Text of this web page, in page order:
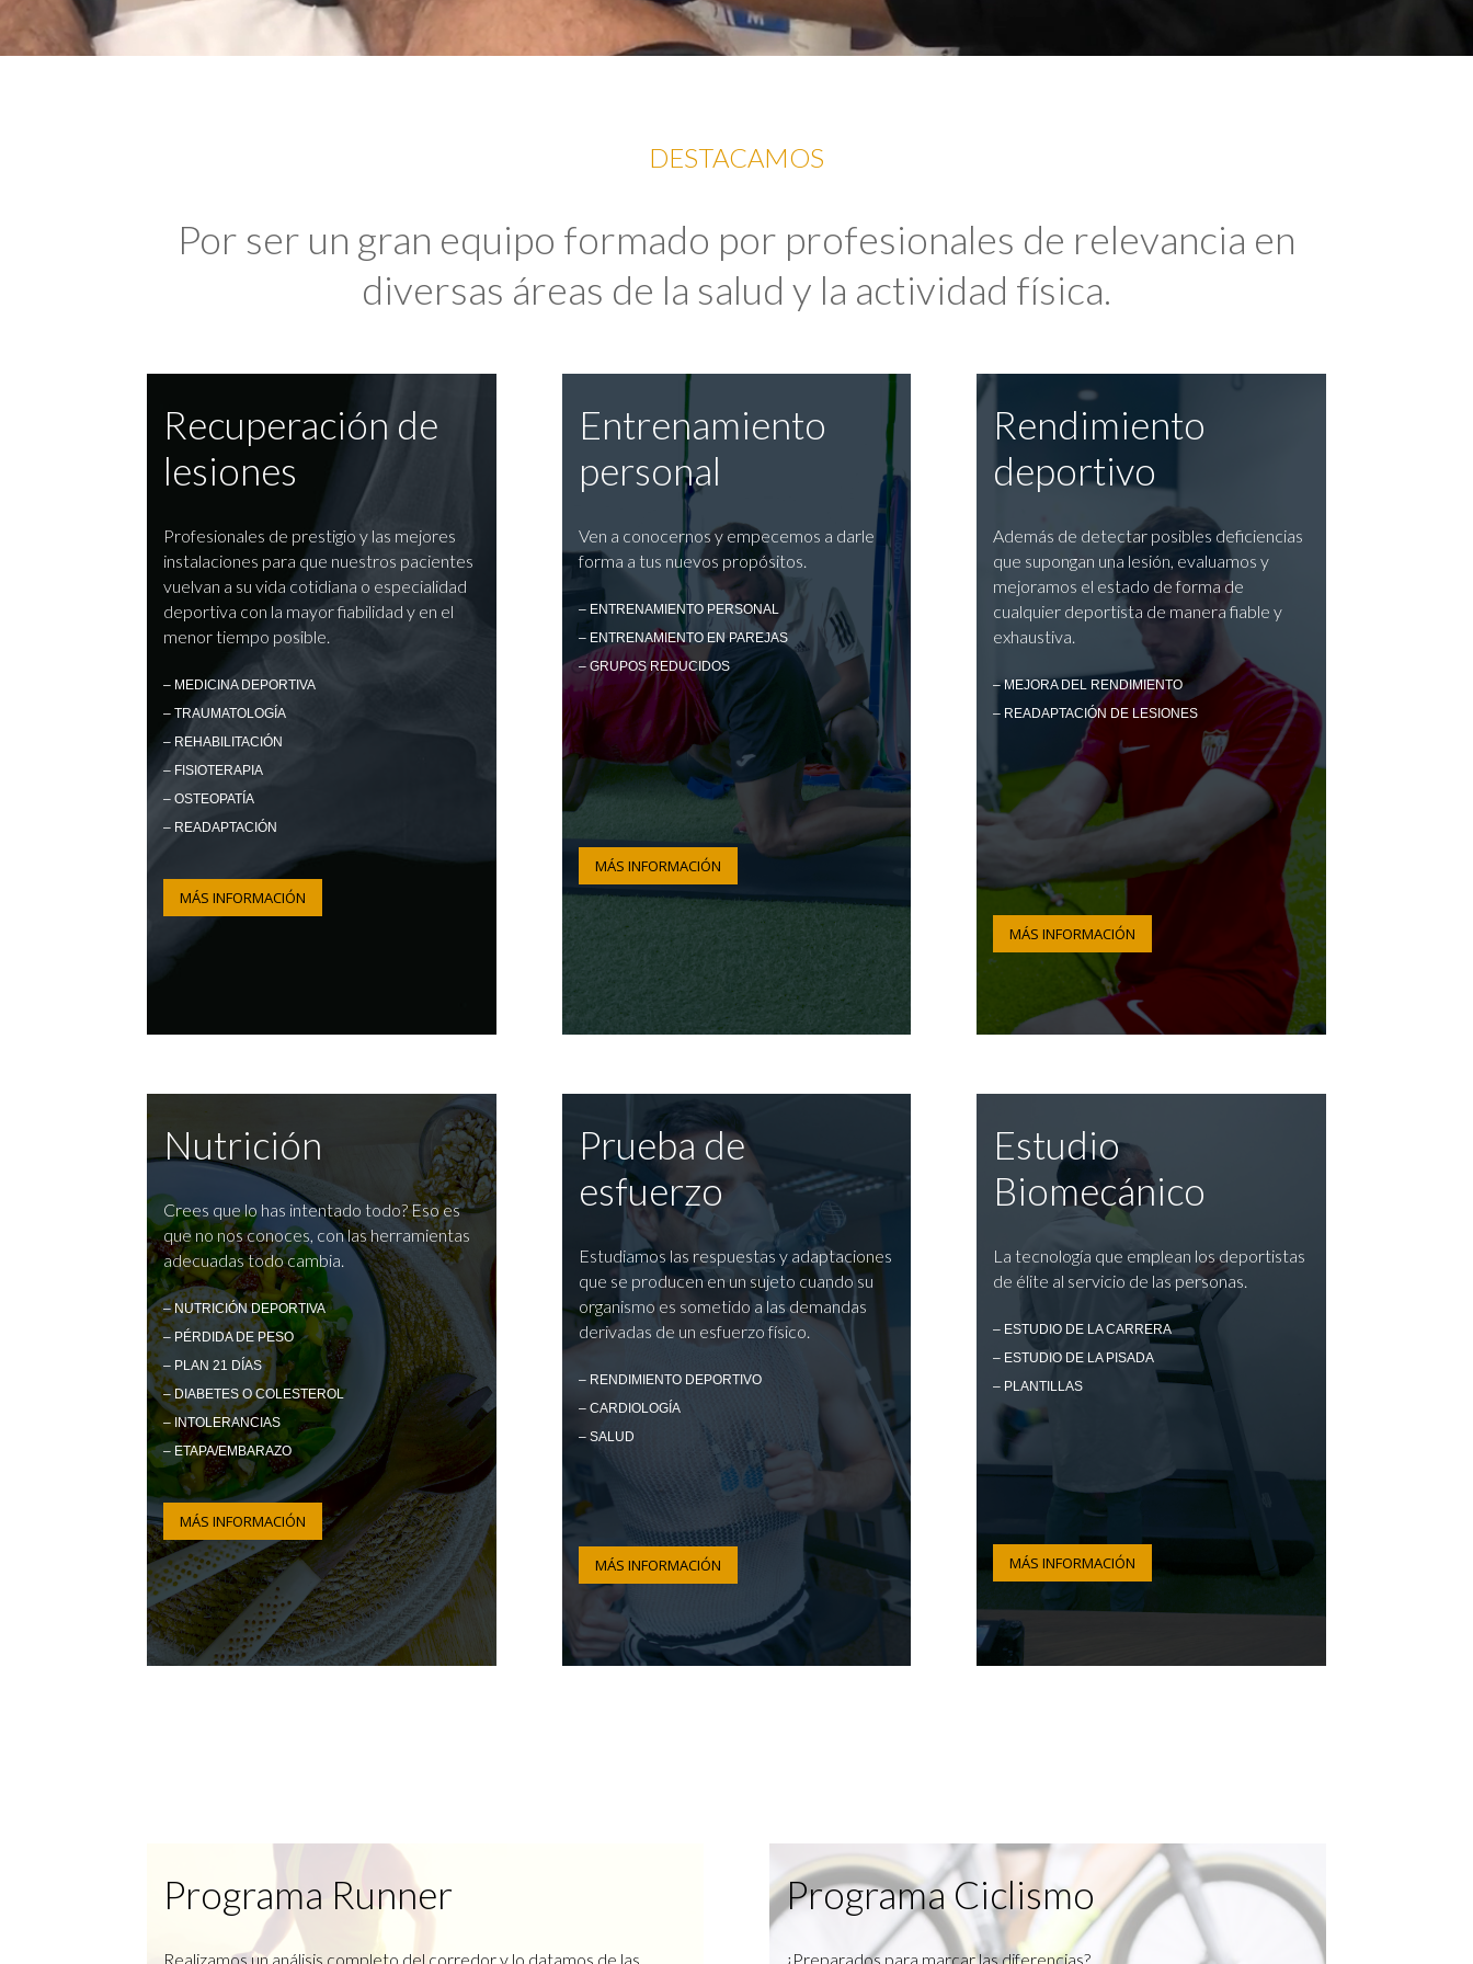
DESTACAMOS
Por ser un gran equipo formado por profesionales de relevancia en
diversas áreas de la salud y la actividad física.
Recuperación de
lesiones
Profesionales de prestigio y las mejores
instalaciones para que nuestros pacientes
vuelvan a su vida cotidiana o especialidad
deportiva con la mayor fiabilidad y en el
menor tiempo posible.
– MEDICINA DEPORTIVA
– TRAUMATOLOGÍA
– REHABILITACIÓN
– FISIOTERAPIA
– OSTEOPATÍA
– READAPTACIÓN
MÁS INFORMACIÓN
Entrenamiento
personal
Ven a conocernos y empecemos a darle
forma a tus nuevos propósitos.
– ENTRENAMIENTO PERSONAL
– ENTRENAMIENTO EN PAREJAS
– GRUPOS REDUCIDOS
MÁS INFORMACIÓN
Rendimiento
deportivo
Además de detectar posibles deficiencias
que supongan una lesión, evaluamos y
mejoramos el estado de forma de
cualquier deportista de manera fiable y
exhaustiva.
– MEJORA DEL RENDIMIENTO
– READAPTACIÓN DE LESIONES
MÁS INFORMACIÓN
Nutrición
Crees que lo has intentado todo? Eso es
que no nos conoces, con las herramientas
adecuadas todo cambia.
– NUTRICIÓN DEPORTIVA
– PÉRDIDA DE PESO
– PLAN 21 DÍAS
– DIABETES O COLESTEROL
– INTOLERANCIAS
– ETAPA/EMBARAZO
MÁS INFORMACIÓN
Prueba de
esfuerzo
Estudiamos las respuestas y adaptaciones
que se producen en un sujeto cuando su
organismo es sometido a las demandas
derivadas de un esfuerzo físico.
– RENDIMIENTO DEPORTIVO
– CARDIOLOGÍA
– SALUD
MÁS INFORMACIÓN
Estudio
Biomecánico
La tecnología que emplean los deportistas
de élite al servicio de las personas.
– ESTUDIO DE LA CARRERA
– ESTUDIO DE LA PISADA
– PLANTILLAS
MÁS INFORMACIÓN
Programa Runner
Realizamos un análisis completo del corredor y lo datamos de las
Programa Ciclismo
¿Preparados para marcar las diferencias?